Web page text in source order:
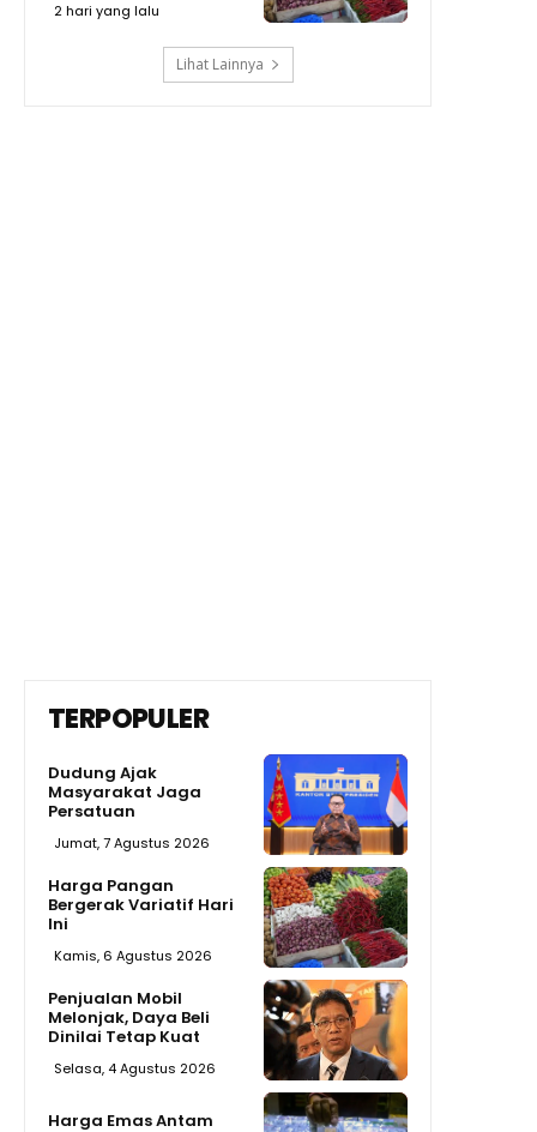
2 hari yang lalu
Lihat Lainnya
TERPOPULER
Dudung Ajak
Masyarakat Jaga
Persatuan
Jumat, 7 Agustus 2026
Harga Pangan
Bergerak Variatif Hari
Ini
Kamis, 6 Agustus 2026
Penjualan Mobil
Melonjak, Daya Beli
Dinilai Tetap Kuat
Selasa, 4 Agustus 2026
Harga Emas Antam